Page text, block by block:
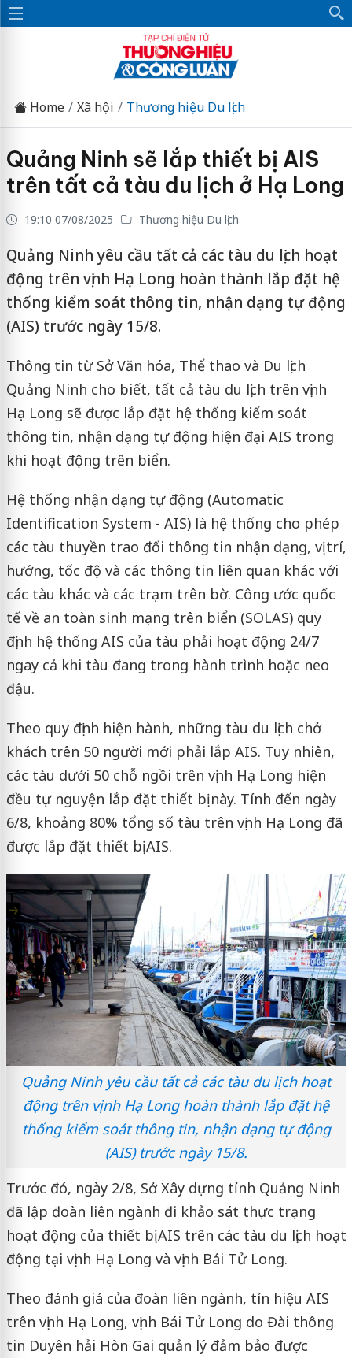
Home Xã hội Thương hiệu Du lịch
Quảng Ninh sẽ lắp thiết bị AIS
trên tất cả tàu du lịch ở Hạ Long
19:10 07/08/2025 Thương hiệu Du lịch
Quảng Ninh yêu cầu tất cả các tàu du lịch hoạt
động trên vịnh Hạ Long hoàn thành lắp đặt hệ
thống kiểm soát thông tin, nhận dạng tự động
(AIS) trước ngày 15/8.
Thông tin từ Sở Văn hóa, Thể thao và Du lịch
Quảng Ninh cho biết, tất cả tàu du lịch trên vịnh
Hạ Long sẽ được lắp đặt hệ thống kiểm soát
thông tin, nhận dạng tự động hiện đại AIS trong
khi hoạt động trên biển.
Hệ thống nhận dạng tự động (Automatic
Identification System - AIS) là hệ thống cho phép
các tàu thuyền trao đổi thông tin nhận dạng, vị trí,
hướng, tốc độ và các thông tin liên quan khác với
các tàu khác và các trạm trên bờ. Công ước quốc
tế về an toàn sinh mạng trên biển (SOLAS) quy
định hệ thống AIS của tàu phải hoạt động 24/7
ngay cả khi tàu đang trong hành trình hoặc neo
đậu.
Theo quy định hiện hành, những tàu du lịch chở
khách trên 50 người mới phải lắp AIS. Tuy nhiên,
các tàu dưới 50 chỗ ngồi trên vịnh Hạ Long hiện
đều tự nguyện lắp đặt thiết bị này. Tính đến ngày
6/8, khoảng 80% tổng số tàu trên vịnh Hạ Long đã
được lắp đặt thiết bị AIS.
Quảng Ninh yêu cầu tất cả các tàu du lịch hoạt
động trên vịnh Hạ Long hoàn thành lắp đặt hệ
thống kiểm soát thông tin, nhận dạng tự động
(AIS) trước ngày 15/8.
Trước đó, ngày 2/8, Sở Xây dựng tỉnh Quảng Ninh
đã lập đoàn liên ngành đi khảo sát thực trạng
hoạt động của thiết bị AIS trên các tàu du lịch hoạt
động tại vịnh Hạ Long và vịnh Bái Tử Long.
Theo đánh giá của đoàn liên ngành, tín hiệu AIS
trên vịnh Hạ Long, vịnh Bái Tử Long do Đài thông
tin Duyên hải Hòn Gai quản lý đảm bảo được